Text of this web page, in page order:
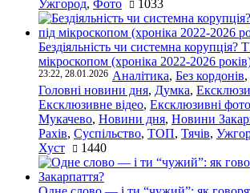
Ужгород, Фото 1033
Бездіяльність чи системна корупція?
мікроскопом (хроніка 2022-2026
23:22, 28.01.2026 Аналітика, Без кордонів,
Головні новини дня, Думка,
Ексклюзивне відео, Ексклюзивні фото
Мукачево, Новини дня, Новини
Рахів, Суспільство, ТОП, Тячів,
Хуст
1440